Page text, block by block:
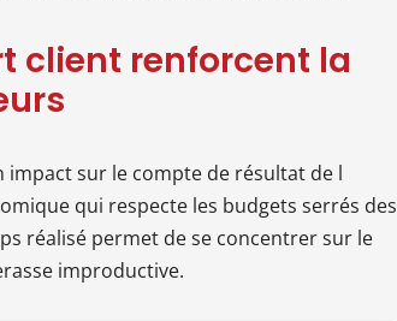
client renforcent la
sur le compte de résultat de l
qui respecte les budgets serrés des
réalisé permet de se concentrer sur le
improductive.